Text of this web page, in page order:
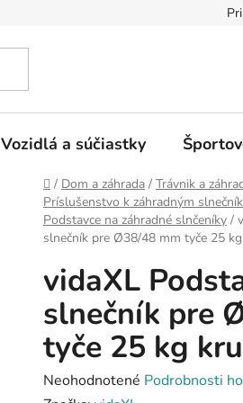
Vozidlá a súčiastky
Domov
/ Dom a záhrada / Trávnik a
Príslušenstvo k záhradným
Podstavce na záhradné slnčeníky /
slnečník pre Ø38/48 mm tyče 25
vidaXL
slnečník pre
tyče 25 kg
Priemerné
Neohodnotené Podrobnosti